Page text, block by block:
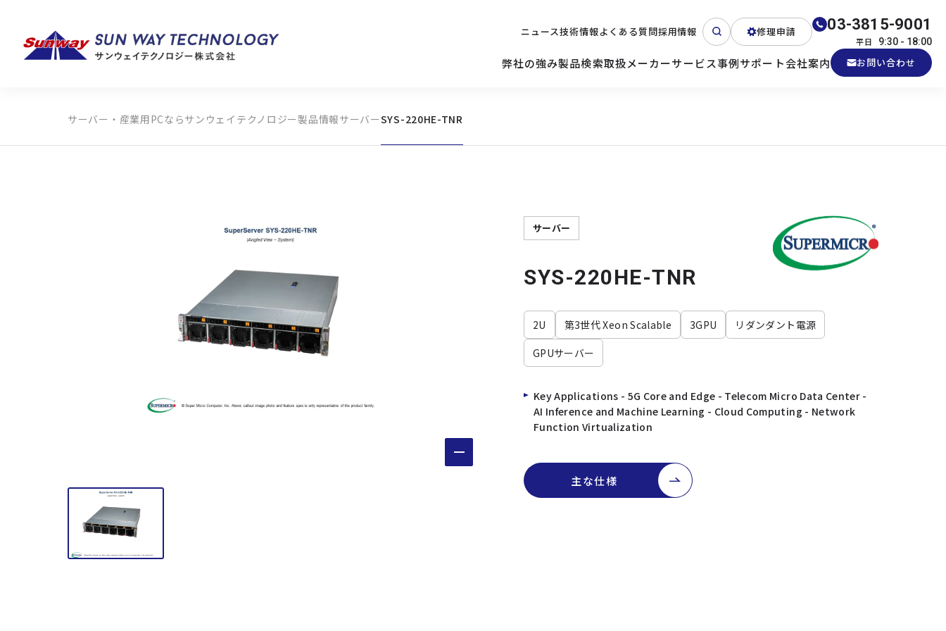
ニュース技術情報よくある質問採用情報 修理申請 03-3815-9001
平日 9:30 - 18:00
弊社の強み製品検索
製品カテゴリから探す
メーカーから探す
サーバー 産業用PC
取扱メーカーサービス
キッティング
事例サポート
ご購入を検討されている方へ
会社案内 お問い合わせ
サーバー・産業用PCならサンウェイテクノロジー製品情報サーバーSYS-220HE-TNR
サーバー
SYS-220HE-TNR
2U 第3世代 Xeon Scalable 3GPU
リダンダント電源
GPUサーバー
Key Applications - 5G Core and Edge - Telecom Micro Data Center -
AI Inference and Machine Learning - Cloud Computing - Network
Function Virtualization
主な仕様